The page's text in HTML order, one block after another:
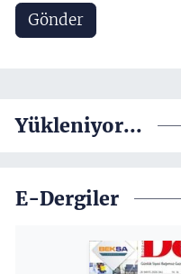
Gönder
Yükleniyor...
E-Dergiler